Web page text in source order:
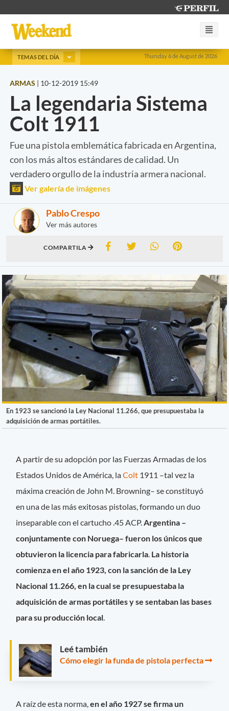
Thursday 6 de August de 2026
TEMAS DEL DÍA
ARMAS | 10-12-2019 15:49
La legendaria Sistema
Colt 1911
Fue una pistola emblemática fabricada en Argentina,
con los más altos estándares de calidad. Un
verdadero orgullo de la industria armera nacional.
Ver galería de imágenes
Pablo Crespo
Ver más autores
COMPARTILA
En 1923 se sancionó la Ley Nacional 11.266, que presupuestaba la
adquisición de armas portátiles.
A partir de su adopción por las Fuerzas Armadas de los
Estados Unidos de América, laColt 1911 –tal vez la
máxima creación de John M. Browning– se constituyó
en una de las más exitosas pistolas, formando un duo
inseparable con el cartucho .45 ACP. Argentina –
conjuntamente con Noruega– fueron los únicos que
obtuvieron la licencia para fabricarla La historia
comienza en el año 1923, con la sanción de la Ley
Nacional 11.266, en la cual se presupuestaba la
adquisición de armas portátiles y se sentaban las bases
para su producción local
Leé también
Cómo elegir la funda de pistola perfecta
A raíz de esta norma,en el año 1927 se firma un